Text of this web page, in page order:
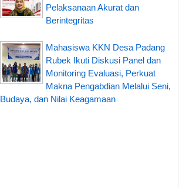
Pelaksanaan Akurat dan
Berintegritas
Mahasiswa KKN Desa Padang
Rubek Ikuti Diskusi Panel dan
Monitoring Evaluasi, Perkuat
Makna Pengabdian Melalui Seni,
Budaya, dan Nilai Keagamaan